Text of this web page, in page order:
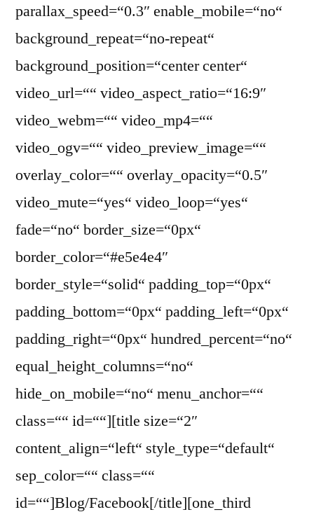
parallax_speed=“0.3″ enable_mobile=“no“
background_repeat=“no-repeat“
background_position=“center center“
video_url=““ video_aspect_ratio=“16:9″
video_webm=““ video_mp4=““
video_ogv=““ video_preview_image=““
overlay_color=““ overlay_opacity=“0.5″
video_mute=“yes“ video_loop=“yes“
fade=“no“ border_size=“0px“
border_color=“#e5e4e4″
border_style=“solid“ padding_top=“0px“
padding_bottom=“0px“ padding_left=“0px“
padding_right=“0px“ hundred_percent=“no“
equal_height_columns=“no“
hide_on_mobile=“no“ menu_anchor=““
class=““ id=““][title size=“2″
content_align=“left“ style_type=“default“
sep_color=““ class=““
id=““]Blog/Facebook[/title][one_third